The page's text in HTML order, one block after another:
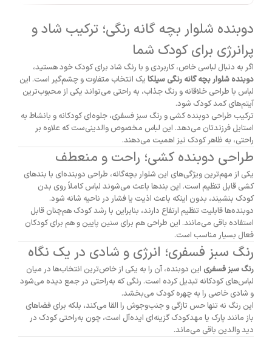
دوبنده شلوار بچه گانه رنگی؛ ترکیب شاد و
پرانرژی برای کودک شما
اگر به دنبال لباسی خاص، کاربردی و با رنگ شاد برای کودک خود هستید،
دوبنده شلوار بچه گانه رنگی سیلکا یک انتخاب متفاوت و چشم‌گیر است. این
لباس با طراحی خلاقانه و رنگ جذاب، به راحتی می‌تواند یکی از محبوب‌ترین
آیتم‌های کمد کودک شود.
ترکیب طراحی دوبنده‌ کشی و رنگ سبز فسفری، جلوه‌ای کودکانه و بانشاط به
استایل فرزندتان می‌دهد. این لباس مخصوص والدینی‌ست که علاوه بر
راحتی، به ظاهر کودک نیز اهمیت می‌دهند.
طراحی دوبنده کشی؛ راحت و منعطف
یکی از مهم‌ترین ویژگی‌های این شلوار بچه‌گانه، طراحی دوبنده‌ای با بندهای
کشی قابل تنظیم است. این بندها باعث می‌شوند لباس کاملاً روی بدن
کودک بنشیند، بدون اینکه باعث اذیت یا فشار در ناحیه شانه شود.
دوبنده‌ها قابلیت تنظیم ارتفاع دارند، بنابراین با رشد کودک هم‌چنان قابل
استفاده باقی می‌مانند. این طراحی هم برای سنین پایین و هم برای کودکان
فعال بسیار مناسب است.
رنگ سبز فسفری؛ انرژی و شادی در یک نگاه
رنگ سبز فسفری این دوبنده، آن را به یکی از خاص‌ترین انتخاب‌ها در میان
لباس‌های کودکانه تبدیل کرده است. رنگی که به‌راحتی در جمع دیده می‌شود
و شادی خاصی را به چهره کودک می‌بخشد.
این رنگ نه تنها حس تازگی و جنب‌وجوش را القا می‌کند، بلکه برای فضاهای
باز مانند پارک یا مهدکودک گزینه‌ای ایده‌آل است، چون به‌راحتی کودک در
دید والدین باقی می‌ماند.